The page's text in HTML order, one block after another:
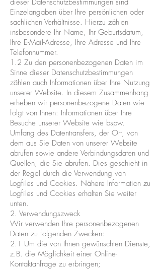
dieser Datenschutzbestimmungen sind
Einzelangaben über Ihre persönlichen oder
sachlichen Verhältnisse. Hierzu zählen
insbesondere Ihr Name, Ihr Geburtsdatum,
Ihre E-Mail-Adresse, Ihre Adresse und Ihre
Telefonnummer.
1.2 Zu den personenbezogenen Daten im
Sinne dieser Datenschutzbestimmungen
zählen auch Informationen über Ihre Nutzung
unserer Website. In diesem Zusammenhang
erheben wir personenbezogene Daten wie
folgt von Ihnen: Informationen über Ihre
Besuche unserer Website wie bspw.
Umfang des Datentransfers, der Ort, von
dem aus Sie Daten von unserer Website
abrufen sowie andere Verbindungsdaten und
Quellen, die Sie abrufen. Dies geschieht in
der Regel durch die Verwendung von
Logfiles und Cookies. Nähere Information zu
Logfiles und Cookies erhalten Sie weiter
unten.
2. Verwendungszweck
Wir verwenden Ihre personenbezogenen
Daten zu folgenden Zwecken:
2.1 Um die von Ihnen gewünschten Dienste,
z.B. die Möglichkeit einer Online-
Kontaktanfrage zu erbringen;